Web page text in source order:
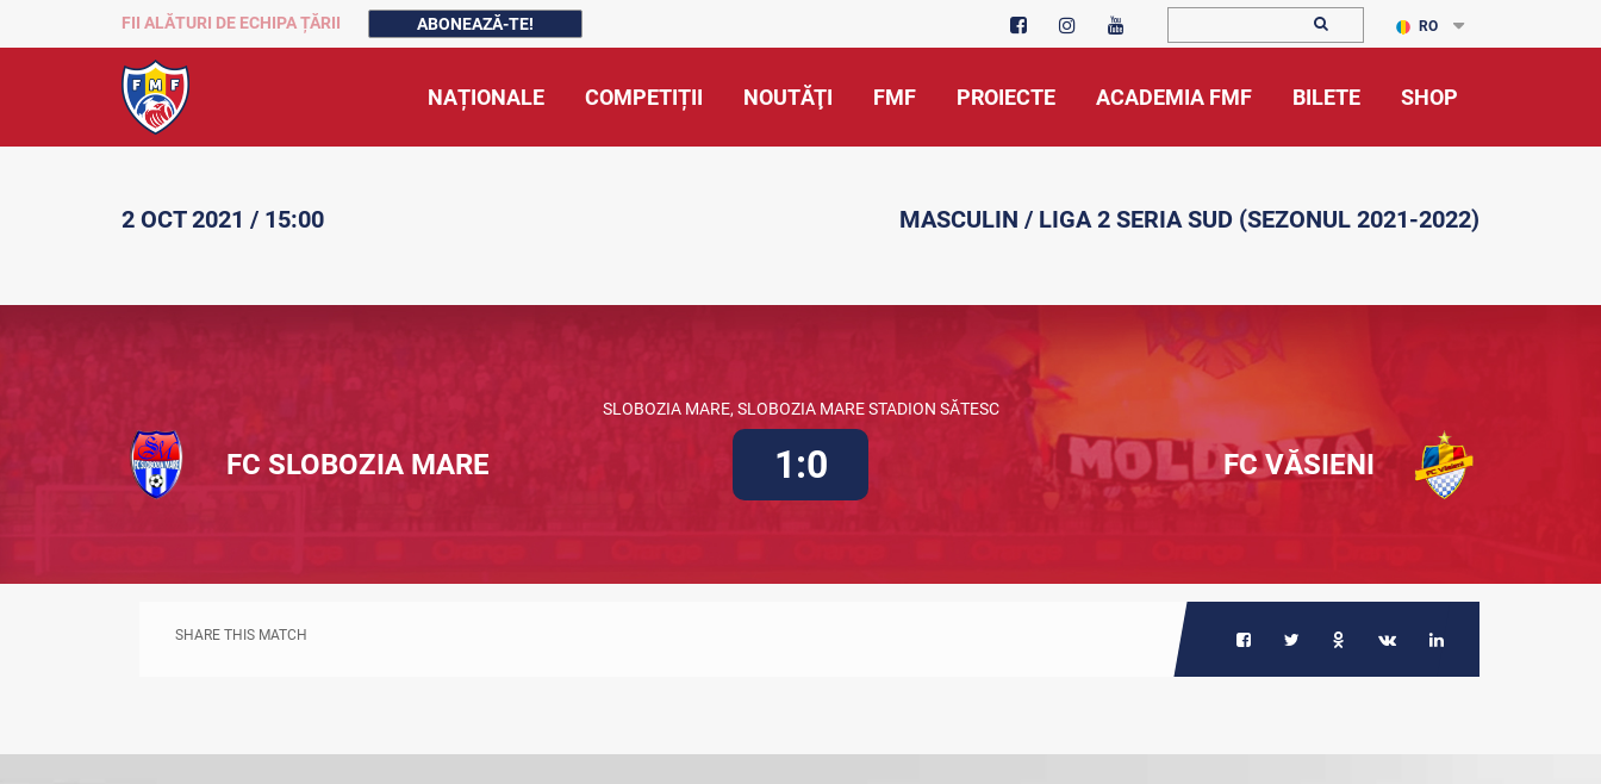
FII ALĂTURI DE ECHIPA ȚĂRII ABONEAZĂ-TE! RO
NAȚIONALE COMPETIȚII NOUTĂŢI FMF PROIECTE ACADEMIA FMF BILETE SHOP
2 OCT 2021 / 15:00 MASCULIN / LIGA 2 SERIA SUD (SEZONUL 2021-2022)
SLOBOZIA MARE, SLOBOZIA MARE STADION SĂTESC
FC SLOBOZIA MARE 1:0 FC VĂSIENI
SHARE THIS MATCH